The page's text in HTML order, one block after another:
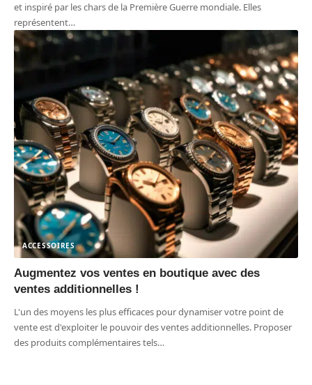
et inspiré par les chars de la Première Guerre mondiale. Elles
représentent…
ACCESSOIRES
Augmentez vos ventes en boutique avec des
ventes additionnelles !
L'un des moyens les plus efficaces pour dynamiser votre point de
vente est d'exploiter le pouvoir des ventes additionnelles. Proposer
des produits complémentaires tels…